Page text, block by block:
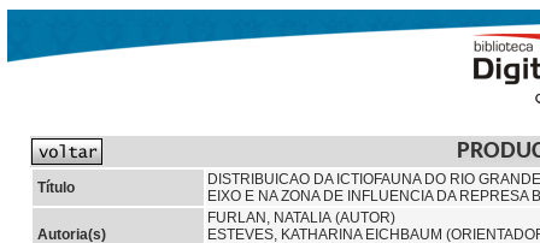
Título
DISTRIBUICAO DA ICTIOFAUNA DO RIO
EIXO E NA ZONA DE INFLUENCIA DA REPRESA
Autoria(s)
FURLAN, NATALIA (AUTOR)
ESTEVES, KATHARINA EICHBAUM